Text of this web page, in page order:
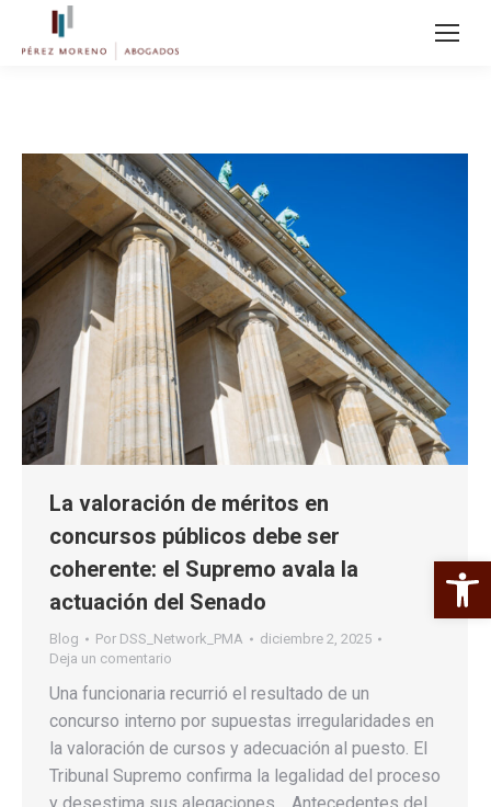
Abrir
La valoración de méritos en
concursos públicos debe ser
coherente: el Supremo avala la
actuación del Senado
Blog Por DSS_Network_PMA
diciembre 2, 2025
Deja un comentario
Una funcionaria recurrió el resultado de un
concurso interno por supuestas irregularidades en
la valoración de cursos y adecuación al puesto. El
Tribunal Supremo confirma la legalidad del proceso